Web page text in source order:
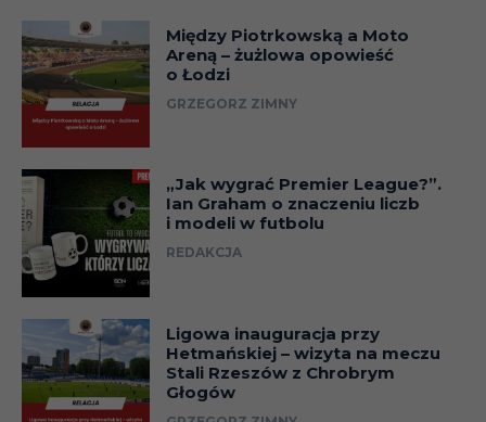
Między Piotrkowską a Moto
Areną – żużlowa opowieść
o Łodzi
GRZEGORZ ZIMNY
„Jak wygrać Premier League?”.
Ian Graham o znaczeniu liczb
i modeli w futbolu
REDAKCJA
Ligowa inauguracja przy
Hetmańskiej – wizyta na meczu
Stali Rzeszów z Chrobrym
Głogów